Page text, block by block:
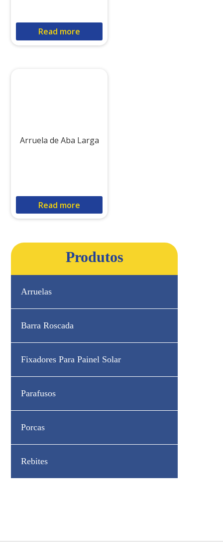
Read more
Arruela de Aba Larga
Read more
Produtos
Arruelas
Barra Roscada
Fixadores Para Painel Solar
Parafusos
Porcas
Rebites